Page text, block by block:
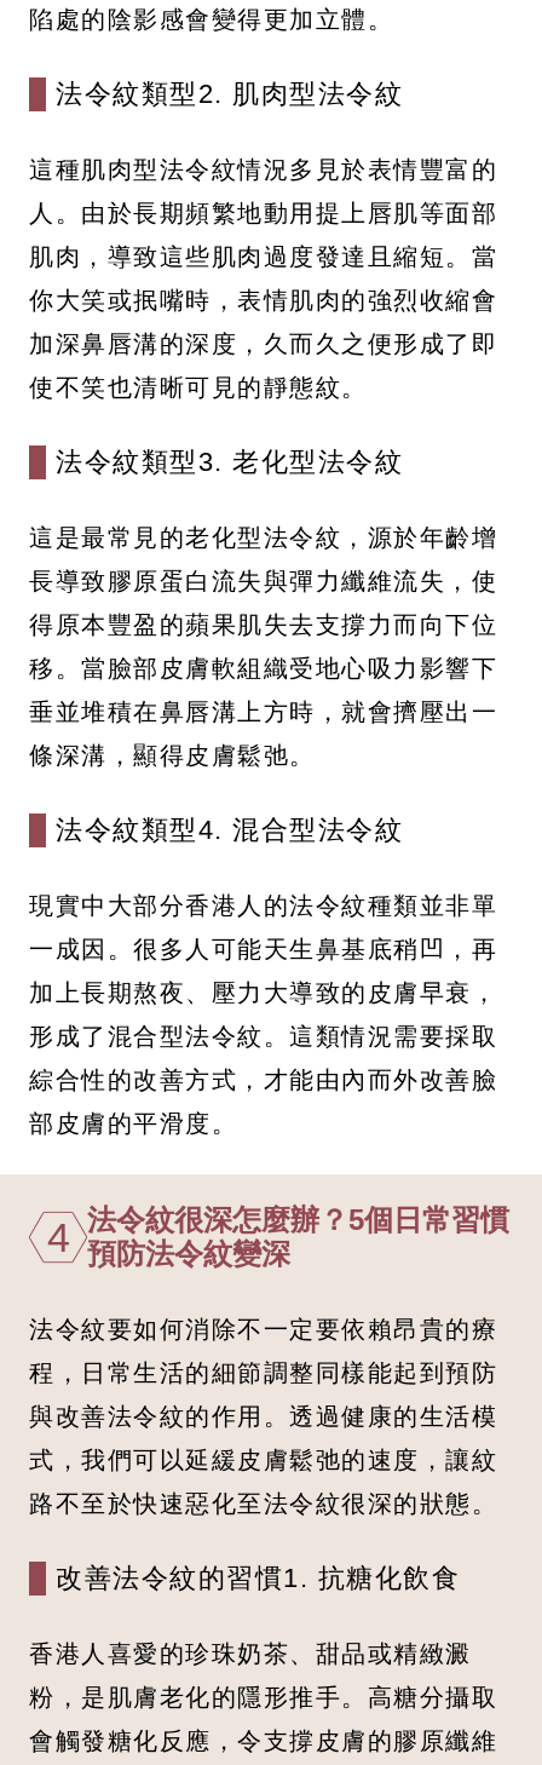
陷處的陰影感會變得更加立體。
法令紋類型2. 肌肉型法令紋
這種肌肉型法令紋情況多見於表情豐富的
人。由於長期頻繁地動用提上唇肌等面部
肌肉，導致這些肌肉過度發達且縮短。當
你大笑或抿嘴時，表情肌肉的強烈收縮會
加深鼻唇溝的深度，久而久之便形成了即
使不笑也清晰可見的靜態紋。
法令紋類型3. 老化型法令紋
這是最常見的老化型法令紋，源於年齡增
長導致膠原蛋白流失與彈力纖維流失，使
得原本豐盈的蘋果肌失去支撐力而向下位
移。當臉部皮膚軟組織受地心吸力影響下
垂並堆積在鼻唇溝上方時，就會擠壓出一
條深溝，顯得皮膚鬆弛。
法令紋類型4. 混合型法令紋
現實中大部分香港人的法令紋種類並非單
一成因。很多人可能天生鼻基底稍凹，再
加上長期熬夜、壓力大導致的皮膚早衰，
形成了混合型法令紋。這類情況需要採取
綜合性的改善方式，才能由內而外改善臉
部皮膚的平滑度。
4 法令紋很深怎麼辦？5個日常習慣
預防法令紋變深
法令紋要如何消除不一定要依賴昂貴的療
程，日常生活的細節調整同樣能起到預防
與改善法令紋的作用。透過健康的生活模
式，我們可以延緩皮膚鬆弛的速度，讓紋
路不至於快速惡化至法令紋很深的狀態。
改善法令紋的習慣1. 抗糖化飲食
香港人喜愛的珍珠奶茶、甜品或精緻澱
粉，是肌膚老化的隱形推手。高糖分攝取
會觸發糖化反應，令支撐皮膚的膠原纖維